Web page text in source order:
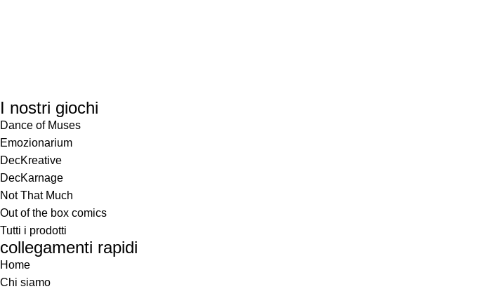
I nostri giochi
Dance of Muses
Emozionarium
DecKreative
DecKarnage
Not That Much
Out of the box comics
Tutti i prodotti
collegamenti rapidi
Home
Chi siamo